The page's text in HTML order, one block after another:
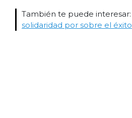
También te puede interesar:
solidaridad por sobre el éxito